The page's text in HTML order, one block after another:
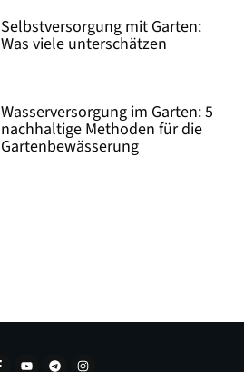
Selbstversorgung mit Garten:
Was viele unterschätzen
Wasserversorgung im Garten: 5
nachhaltige Methoden für die
Gartenbewässerung